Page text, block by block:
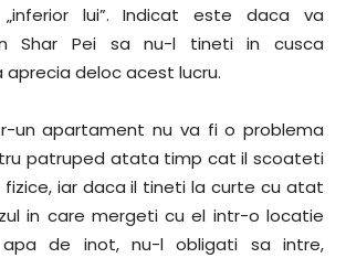
lui”. Indicat este daca va
Shar Pei sa nu-l tineti in cusca
aprecia deloc acest lucru.
un apartament nu va fi o problema
patruped atata timp cat il scoateti
fizice, iar daca il tineti la curte cu atat
in care mergeti cu el intr-o locatie
de inot, nu-l obligati sa intre,